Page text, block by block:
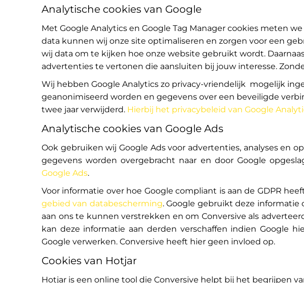
Analytische cookies van Google
Met Google Analytics en Google Tag Manager cookies meten
data kunnen wij onze site optimaliseren en zorgen voor een
wij data om te kijken hoe onze website gebruikt wordt.
advertenties te vertonen die aansluiten bij jouw interesse.
Wij hebben Google Analytics zo privacy-vriendelijk mogelijk
geanonimiseerd worden en gegevens over een beveiligde
twee jaar verwijderd. Hierbij het privacybeleid van Google
Analytische cookies van Google Ads
Ook gebruiken wij Google Ads voor advertenties, analyses en
gegevens worden overgebracht naar en door Google
Google Ads.
Voor informatie over hoe Google compliant is aan de GDPR
gebied van databescherming. Google gebruikt deze
aan ons te kunnen verstrekken en om Conversive als
kan deze informatie aan derden verschaffen indien Google
Google verwerken. Conversive heeft hier geen invloed op.
Cookies van Hotjar
Hotjar is een online tool die Conversive helpt bij het begrijpen